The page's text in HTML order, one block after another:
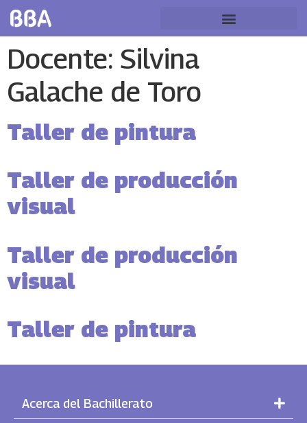
Docente: Silvina
Galache de Toro
Taller de pintura
Taller de producción
visual
Taller de producción
visual
Taller de pintura
Acerca del Bachillerato